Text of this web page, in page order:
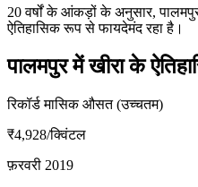
20 वर्षों के आंकड़ों के अनुसार,
ऐतिहासिक रूप से फायदेमंद रहा है।
पालमपुर में खीरा के
रिकॉर्ड मासिक औसत (उच्चतम)
₹4,928/क्विंटल
फ़रवरी 2019